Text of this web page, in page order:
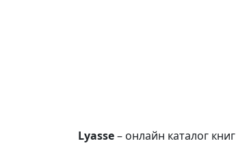
Lyasse– онлайн каталог книг